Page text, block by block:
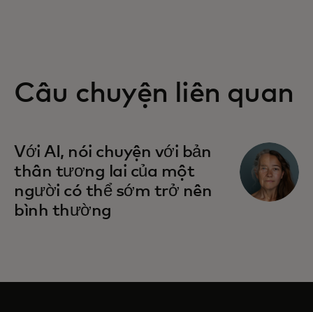
Câu chuyện liên quan
Với AI, nói chuyện với bản
thân tương lai của một
người có thể sớm trở nên
bình thường